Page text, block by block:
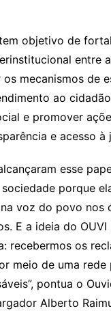
objetivo de
entre
mecanismos de
ao
e promover
e acesso
esse
porque
voz do povo nos
E a ideia do OUVI
recebermos os
meio de uma rede
pontua o
Alberto